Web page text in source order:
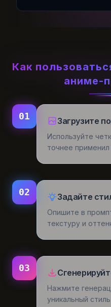
Как
аниме-
01 Загрузите
Используйте
точнее применил
02 Задайте
Опишите в
текстуру и
03
Нажмите
уникальный